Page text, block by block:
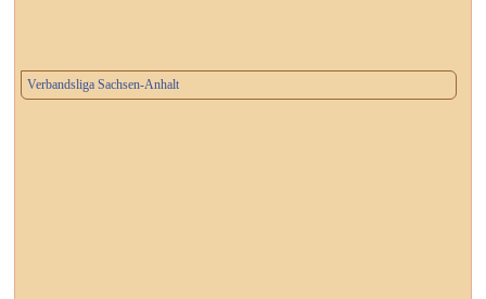
Verbandsliga Sachsen-Anhalt